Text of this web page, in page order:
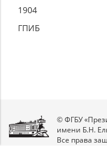
1904
ГПИБ
© ФГБУ
имени Б.Н.
Все права